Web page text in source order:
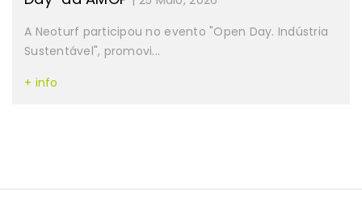
A Neoturf participou no evento "Open Day. Indústria
Sustentável", promovi...
+ info